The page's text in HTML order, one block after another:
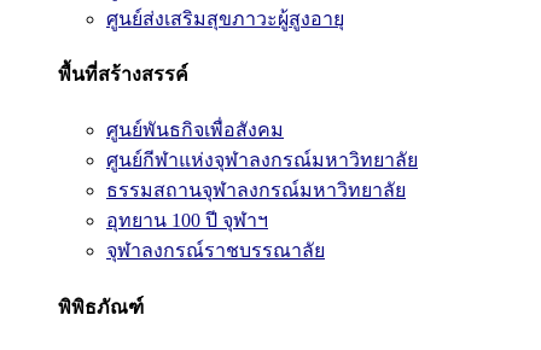
ศูนย์ส่งเสริมสุขภาวะผู้สูงอายุ
พื้นที่สร้างสรรค์
ศูนย์พันธกิจเพื่อสังคม
ศูนย์กีฬาแห่งจุฬาลงกรณ์มหาวิทยาลัย
ธรรมสถานจุฬาลงกรณ์มหาวิทยาลัย
อุทยาน 100 ปี จุฬาฯ
จุฬาลงกรณ์ราชบรรณาลัย
พิพิธภัณฑ์